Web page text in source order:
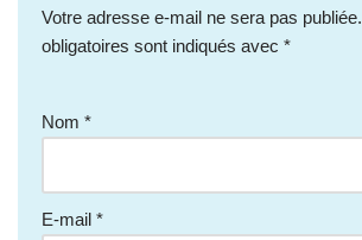
Votre adresse e-mail ne sera pas publiée.
obligatoires sont indiqués avec *
Nom *
E-mail *